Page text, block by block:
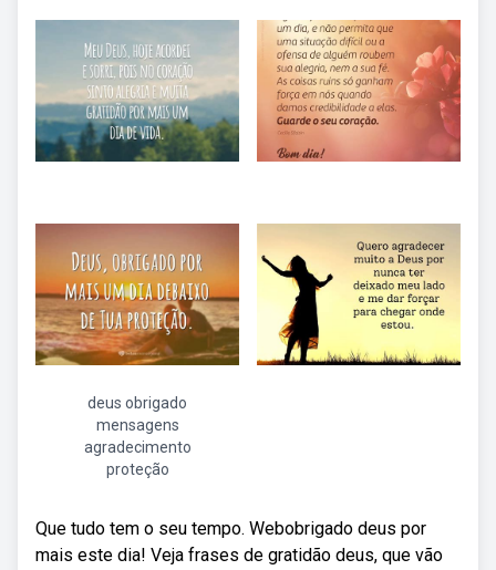
deus obrigado
mensagens
agradecimento
proteção
Que tudo tem o seu tempo. Webobrigado deus por
mais este dia! Veja frases de gratidão deus, que vão